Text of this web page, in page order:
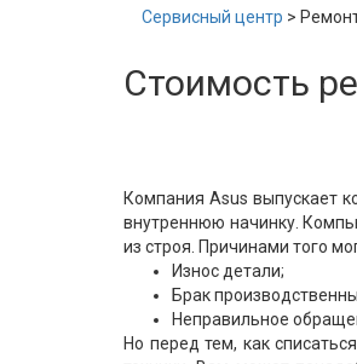
Сервисный центр >
Стоимость
Компания Asus выпускает
внутреннюю начинку.
из строя. Причинами того
Износ детали;
Брак
Неправильное
Но перед тем, как